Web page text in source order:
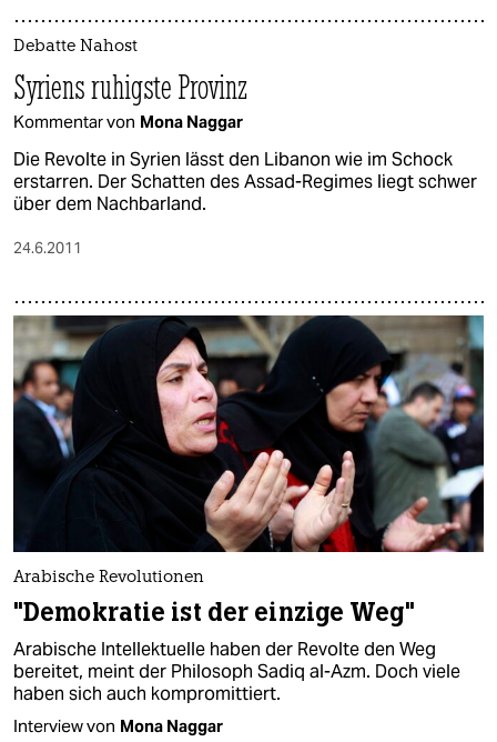
Debatte Nahost
Syriens ruhigste Provinz
Kommentar von Mona Naggar
Die Revolte in Syrien lässt den Libanon wie im Schock
erstarren. Der Schatten des Assad-Regimes liegt schwer
über dem Nachbarland.
24.6.2011
Arabische Revolutionen
"Demokratie ist der einzige Weg"
Arabische Intellektuelle haben der Revolte den Weg
bereitet, meint der Philosoph Sadiq al-Azm. Doch viele
haben sich auch kompromittiert.
Interview von Mona Naggar